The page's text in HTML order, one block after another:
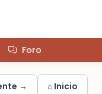
Foro
→ ⌂ Inicio